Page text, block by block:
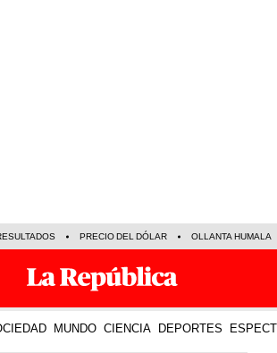
PRECIO DEL DÓLAR OLLANTA HUMALA
MUNDO CIENCIA DEPORTES